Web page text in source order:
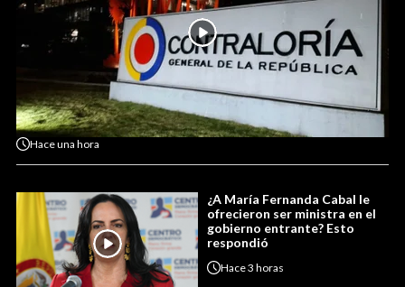
Haceuna hora
¿A María Fernanda Cabal le
ofrecieron ser ministra en el
gobierno entrante? Esto
respondió
Hace3 horas